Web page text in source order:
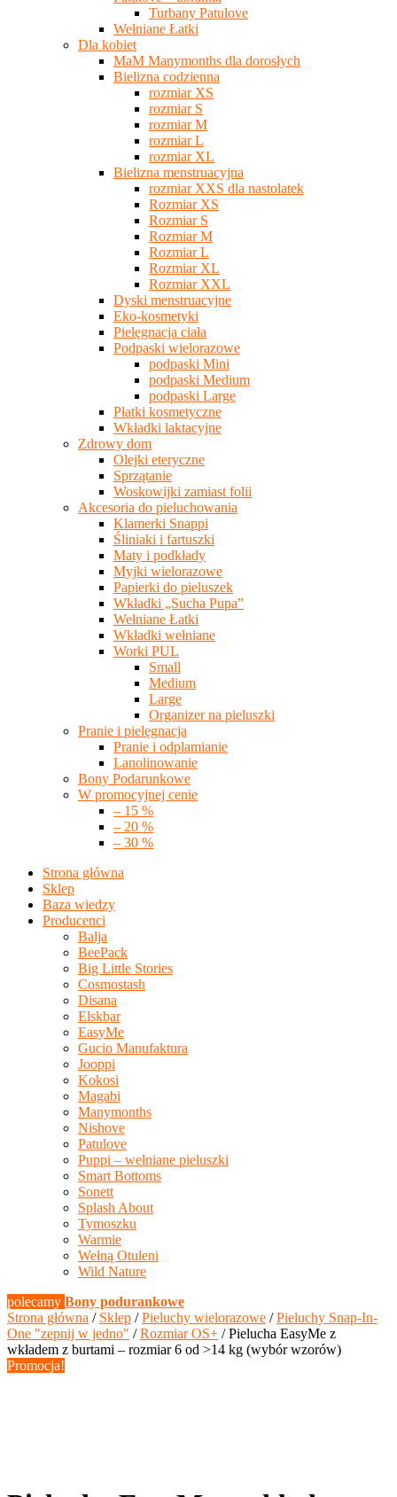
Turbany Patulove
Wełniane Łatki
Dla kobiet
MaM Manymonths dla dorosłych
Bielizna codzienna
rozmiar XS
rozmiar S
rozmiar M
rozmiar L
rozmiar XL
Bielizna menstruacyjna
rozmiar XXS dla nastolatek
Rozmiar XS
Rozmiar S
Rozmiar M
Rozmiar L
Rozmiar XL
Rozmiar XXL
Dyski menstruacyjne
Eko-kosmetyki
Pielęgnacja ciała
Podpaski wielorazowe
podpaski Mini
podpaski Medium
podpaski Large
Płatki kosmetyczne
Wkładki laktacyjne
Zdrowy dom
Olejki eteryczne
Sprzątanie
Woskowijki zamiast folii
Akcesoria do pieluchowania
Klamerki Snappi
Śliniaki i fartuszki
Maty i podkłady
Myjki wielorazowe
Papierki do pieluszek
Wkładki „Sucha Pupa”
Wełniane Łatki
Wkładki wełniane
Worki PUL
Small
Medium
Large
Organizer na pieluszki
Pranie i pielęgnacja
Pranie i odplamianie
Lanolinowanie
Bony Podarunkowe
W promocyjnej cenie
– 15 %
– 20 %
– 30 %
Strona główna
Sklep
Baza wiedzy
Producenci
Balja
BeePack
Big Little Stories
Cosmostash
Disana
Elskbar
EasyMe
Gucio Manufaktura
Jooppi
Kokosi
Magabi
Manymonths
Nishove
Patulove
Puppi – wełniane pieluszki
Smart Bottoms
Sonett
Splash About
Tymoszku
Warmie
Wełną Otuleni
Wild Nature
polecamy Bony podurankowe
Strona główna / Sklep /Pieluchy wielorazowe /Pieluchy Snap-In-
One "zepnij w jedno" /Rozmiar OS+ / Pielucha EasyMe z
wkładem z burtami – rozmiar 6 od >14 kg (wybór wzorów)
Promocja!